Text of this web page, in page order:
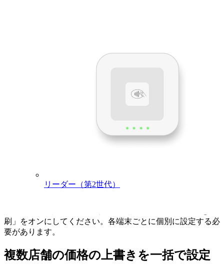
リーダー（第2世代）
変更点：Square ターミナル（T2）に「会計時に追加レシー
と、申込資格のある通常の会計フローの最後に、同一の明細
付き売上レシートがもう1枚自動的に印刷されます。この設
ュボードには同期されません。
メリット：Square ターミナルをご利用の加盟店様は、お客様
ため、余分な手間を省くことができます。
刷」をオンにしてください。各端末ごとに個別に設定する必
要があります。
複数店舗の価格の上書きを一括で設定